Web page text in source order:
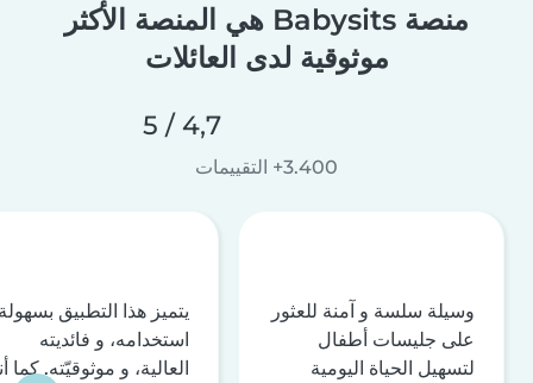
منصة Babysits هي المنصة الأكثر
موثوقية لدى العائلات
4,7 / 5
3.400+ التقييمات
وسيلة سلسة و آمنة للعثور
على جليسات أطفال
لتسهيل الحياة اليومية
يتميز هذا التطبيق
استخدامه، و فائديته
العالية، و موثوقيّته. كما